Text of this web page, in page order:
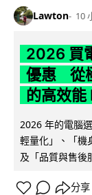
Lawton 10
2026 買
優惠 從
的高效能
2026 年的電腦
輕量化」、「機
及「品質與售後
分享